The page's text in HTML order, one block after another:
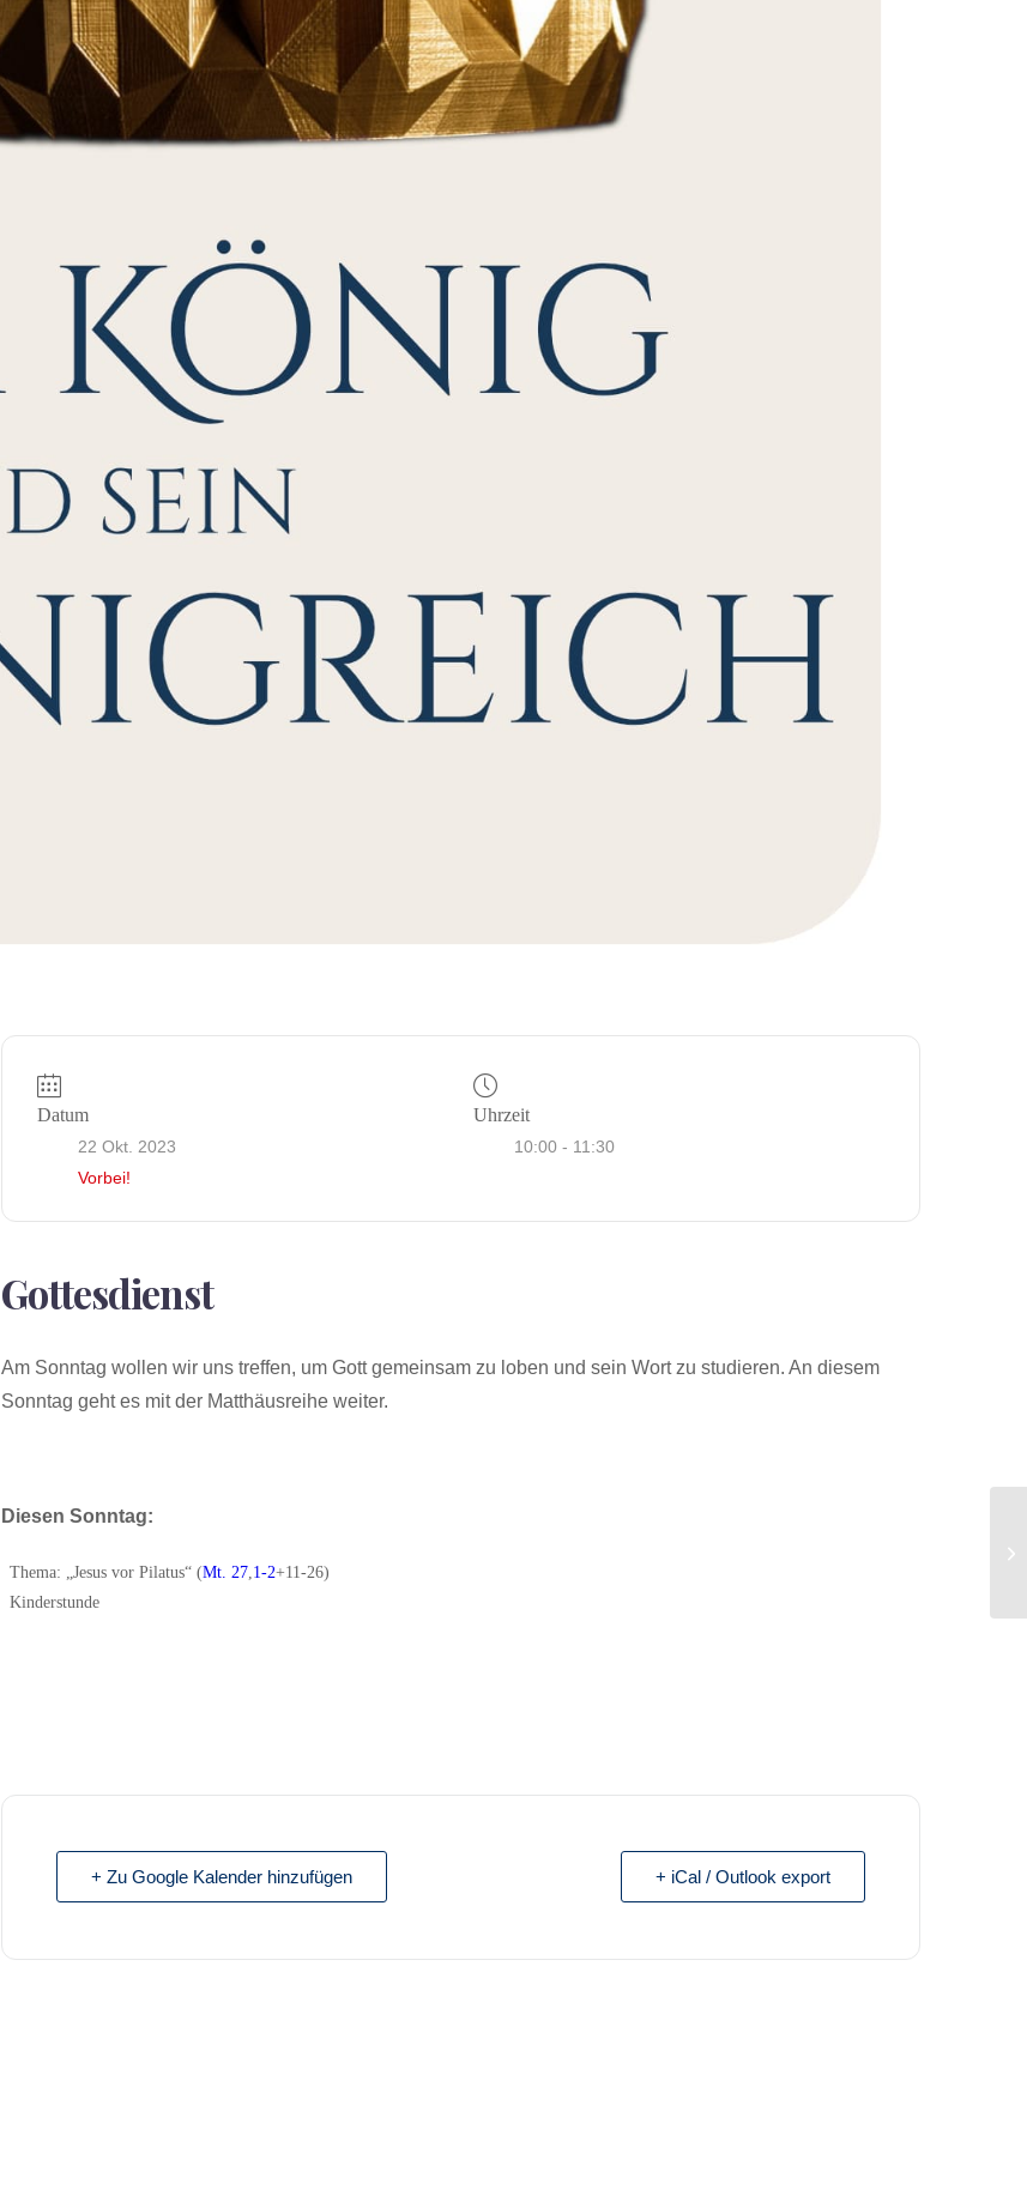
Datum
22 Okt. 2023
Vorbei!
Uhrzeit
10:00 - 11:30
Gottesdienst
Am Sonntag wollen wir uns treffen, um Gott gemeinsam zu loben und sein Wort zu studieren. An diesem
Sonntag geht es mit der Matthäusreihe weiter.
Diesen Sonntag:
Thema: „Jesus vor Pilatus“ (Mt. 27,1-2+11-26)
Kinderstunde
+ Zu Google Kalender hinzufügen + iCal / Outlook export